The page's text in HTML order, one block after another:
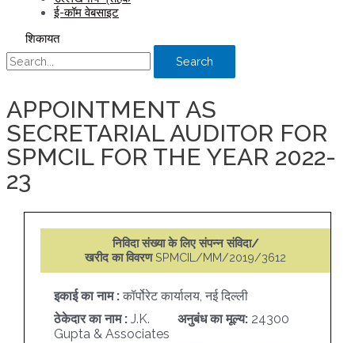
ई-कॉम वेबसाइट
शिकायत
Search
APPOINTMENT AS
SECRETARIAL AUDITOR FOR
SPMCIL FOR THE YEAR 2022-
23
निविदा संख्या के लिए संपन्न संविदा/
खरीद का विवरणSPMCIL/MM/2019/3612
इकाई का नाम :कॉर्पोरेट कार्यालय, नई दिल्ली
ठेकेदार का नाम :J.K.
Gupta & Associates
अनुबंध का मूल्य: 24300